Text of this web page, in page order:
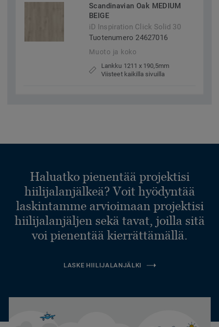
Scandinavian Oak MEDIUM
BEIGE
iD Inspiration Click Solid 30
Tuotenumero 24627016
Muoto ja koko
Lankku 1211 x 190,5mm
Viisteet kaikilla sivuilla
Haluatko pienentää projektisi
hiilijalanjälkeä? Voit hyödyntää
laskintamme arvioimaan projektisi
hiilijalanjäljen sekä tavat, joilla sitä
voi pienentää kierrättämällä.
LASKE HIILIJALANJÄLKI